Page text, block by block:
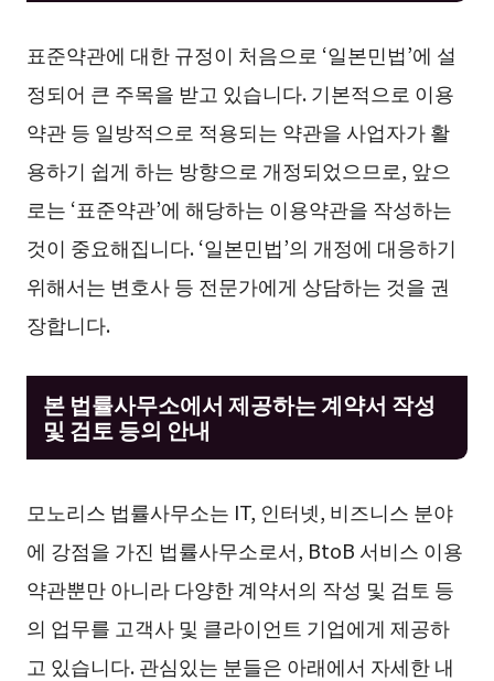
표준약관에 대한 규정이 처음으로 ‘일본민법’에 설
정되어 큰 주목을 받고 있습니다. 기본적으로 이용
약관 등 일방적으로 적용되는 약관을 사업자가 활
용하기 쉽게 하는 방향으로 개정되었으므로, 앞으
로는 ‘표준약관’에 해당하는 이용약관을 작성하는
것이 중요해집니다. ‘일본민법’의 개정에 대응하기
위해서는 변호사 등 전문가에게 상담하는 것을 권
장합니다.
본 법률사무소에서 제공하는 계약서 작성
및 검토 등의 안내
모노리스 법률사무소는 IT, 인터넷, 비즈니스 분야
에 강점을 가진 법률사무소로서, BtoB 서비스 이용
약관뿐만 아니라 다양한 계약서의 작성 및 검토 등
의 업무를 고객사 및 클라이언트 기업에게 제공하
고 있습니다. 관심있는 분들은 아래에서 자세한 내